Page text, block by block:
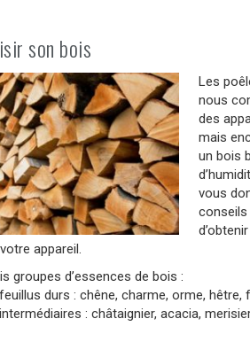
son bois
Les
nous
des
mais
un bois
vous
conseils
appareil.
groupes d’essences de bois :
durs : chêne, charme, orme, hêtre,
: châtaignier, acacia,